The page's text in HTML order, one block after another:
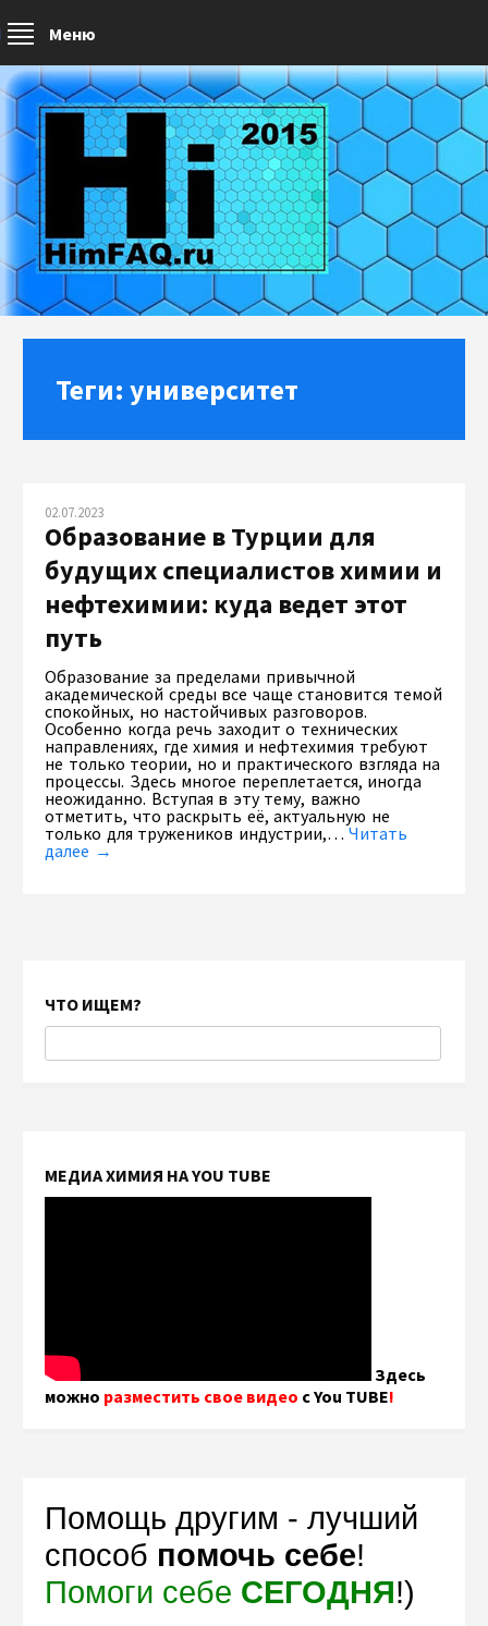
Меню
Теги: университет
02.07.2023
Образование в Турции для
будущих специалистов химии и
нефтехимии: куда ведет этот
путь
Образование за пределами привычной
академической среды все чаще становится темой
спокойных, но настойчивых разговоров.
Особенно когда речь заходит о технических
направлениях, где химия и нефтехимия требуют
не только теории, но и практического взгляда на
процессы. Здесь многое переплетается, иногда
неожиданно. Вступая в эту тему, важно
отметить, что раскрыть её, актуальную не
только для тружеников индустрии,…Читать
далее →
ЧТО ИЩЕМ?
МЕДИА ХИМИЯ НА YOU TUBE
Здесь
можно разместить свое видео с You TUBE!
Помощь другим - лучший
способ помочь себе!
Помоги себе СЕГОДНЯ!)